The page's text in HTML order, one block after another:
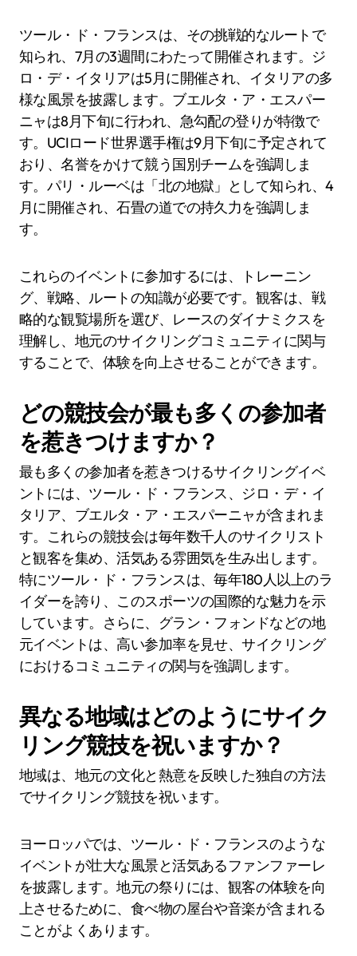
ツール・ド・フランスは、その挑戦的なルートで
知られ、7月の3週間にわたって開催されます。ジ
ロ・デ・イタリアは5月に開催され、イタリアの多
様な風景を披露します。ブエルタ・ア・エスパー
ニャは8月下旬に行われ、急勾配の登りが特徴で
す。UCIロード世界選手権は9月下旬に予定されて
おり、名誉をかけて競う国別チームを強調しま
す。パリ・ルーベは「北の地獄」として知られ、4
月に開催され、石畳の道での持久力を強調しま
す。
これらのイベントに参加するには、トレーニン
グ、戦略、ルートの知識が必要です。観客は、戦
略的な観覧場所を選び、レースのダイナミクスを
理解し、地元のサイクリングコミュニティに関与
することで、体験を向上させることができます。
どの競技会が最も多くの参加者
を惹きつけますか？
最も多くの参加者を惹きつけるサイクリングイベ
ントには、ツール・ド・フランス、ジロ・デ・イ
タリア、ブエルタ・ア・エスパーニャが含まれま
す。これらの競技会は毎年数千人のサイクリスト
と観客を集め、活気ある雰囲気を生み出します。
特にツール・ド・フランスは、毎年180人以上のラ
イダーを誇り、このスポーツの国際的な魅力を示
しています。さらに、グラン・フォンドなどの地
元イベントは、高い参加率を見せ、サイクリング
におけるコミュニティの関与を強調します。
異なる地域はどのようにサイク
リング競技を祝いますか？
地域は、地元の文化と熱意を反映した独自の方法
でサイクリング競技を祝います。
ヨーロッパでは、ツール・ド・フランスのような
イベントが壮大な風景と活気あるファンファーレ
を披露します。地元の祭りには、観客の体験を向
上させるために、食べ物の屋台や音楽が含まれる
ことがよくあります。